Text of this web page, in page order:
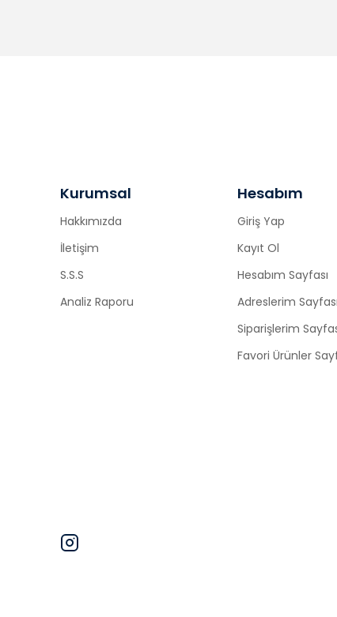
Kurumsal
Hakkımızda
İletişim
S.S.S
Analiz Raporu
Hesabım
Giriş Yap
Kayıt Ol
Hesabım Sayfası
Adreslerim Sayfası
Siparişlerim
Favori Ürünler